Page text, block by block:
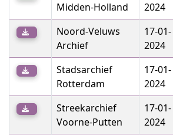
Midden-Holland
2024
Noord-Veluws
Archief
17-01-
2024
Stadsarchief
Rotterdam
17-01-
2024
Streekarchief
Voorne-Putten
17-01-
2024